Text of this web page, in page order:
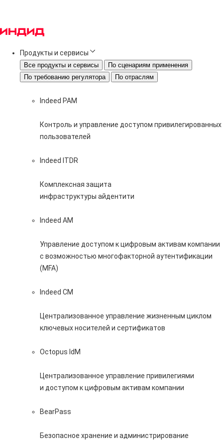
Продукты и сервисы
Все продукты и сервисы
По сценариям применения
По требованию регулятора
По отраслям
Indeed PAM
Контроль и управление доступом привилегированных
пользователей
Indeed ITDR
Комплексная защита
инфраструктуры айдентити
Indeed AM
Управление доступом к цифровым активам компании
с возможностью многофакторной аутентификации
(MFA)
Indeed CM
Централизованное управление жизненным циклом
ключевых носителей и сертификатов
Octopus IdM
Централизованное управление привилегиями
и доступом к цифровым активам компании
BearPass
Безопасное хранение и администрирование